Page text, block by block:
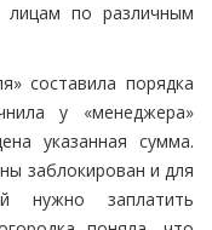
лицам по различным
составила порядка
у «менеджера»
указанная сумма.
заблокирован и для
нужно заплатить